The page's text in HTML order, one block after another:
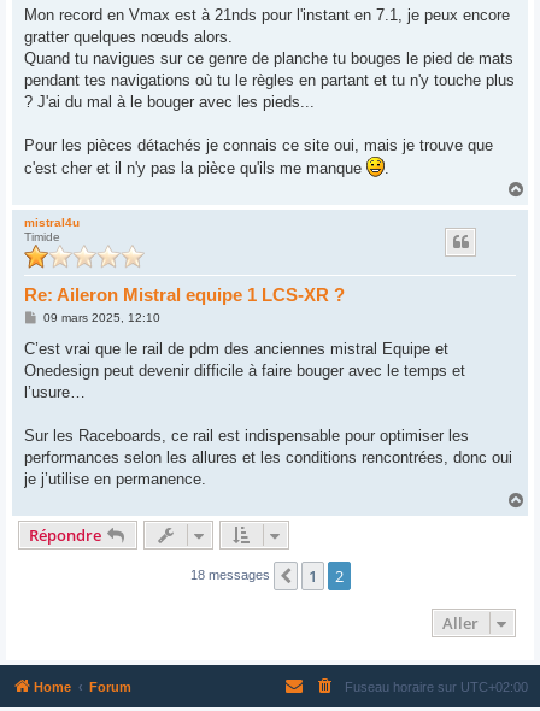
Mon record en Vmax est à 21nds pour l'instant en 7.1, je peux encore
gratter quelques nœuds alors.
Quand tu navigues sur ce genre de planche tu bouges le pied de mats
pendant tes navigations où tu le règles en partant et tu n'y touche plus
? J'ai du mal à le bouger avec les pieds...
Pour les pièces détachés je connais ce site oui, mais je trouve que
c'est cher et il n'y pas la pièce qu'ils me manque
mistral4u
Timide
Re: Aileron Mistral equipe 1 LCS-XR ?
M
s
a
g
09 mars 2025, 12:10
C’est vrai que le rail de pdm des anciennes mistral Equipe et
Onedesign peut devenir difficile à faire bouger avec le temps et
l’usure…
Sur les Raceboards, ce rail est indispensable pour optimiser les
performances selon les allures et les conditions rencontrées, donc oui
je j’utilise en permanence.
a
Répondre
18 messages Précédent
1 2
Aller
Home Forum Fuseau horaire sur UTC+02:00